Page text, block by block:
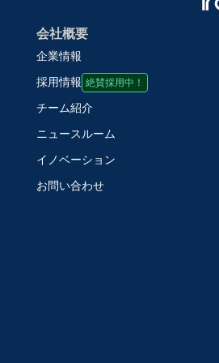
会社概要
企業情報
採用情報 絶賛採用中！
チーム紹介
ニュースルーム
イノベーション
お問い合わせ